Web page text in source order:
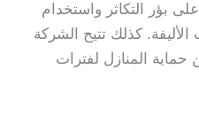
بؤر التكاثر واستخدام
الأليفة. كذلك تتيح الشركة
المنازل لفترات